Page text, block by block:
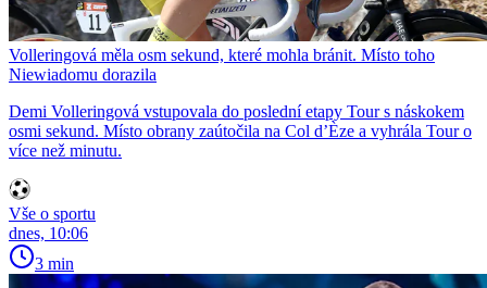
Volleringová měla osm sekund, které mohla bránit. Místo toho
Niewiadomu dorazila
Demi Volleringová vstupovala do poslední etapy Tour s náskokem
osmi sekund. Místo obrany zaútočila na Col d’Èze a vyhrála Tour o
více než minutu.
Vše o sportu
dnes, 10:06
3 min